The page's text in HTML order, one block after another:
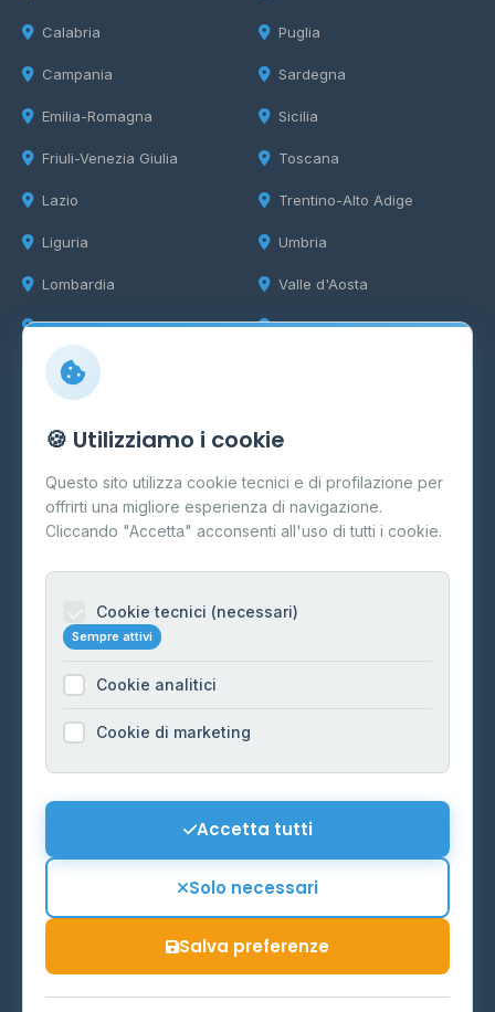
Calabria
Campania
Emilia-Romagna
Friuli-Venezia Giulia
Lazio
Liguria
Lombardia
Marche
Puglia
Sardegna
Sicilia
Toscana
Trentino-Alto Adige
Umbria
Valle d'Aosta
Veneto
Info
Cos'è il GPL
FAQ
Contatti
Informazioni legali
Cookie Policy
Preferenze Cookie
Mappa del sito
🍪 Utilizziamo i cookie
Questo sito utilizza cookie tecnici e di profilazione per
offrirti una migliore esperienza di navigazione.
Cliccando "Accetta" acconsenti all'uso di tutti i cookie.
Cookie tecnici (necessari)
Sempre attivi
Cookie analitici
Cookie di marketing
Accetta tutti
Solo necessari
Salva preferenze